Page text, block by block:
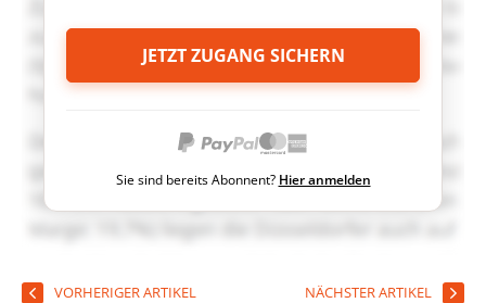
JETZT ZUGANG SICHERN
Sie sind bereits Abonnent? Hier anmelden
VORHERIGER ARTIKEL NÄCHSTER ARTIKEL